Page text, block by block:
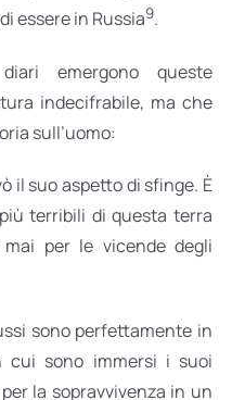
essere in Russia9.
emergono queste
indecifrabile, ma che
sull’uomo:
il suo aspetto di sfinge. È
terribili di questa terra
per le vicende degli
sono perfettamente in
cui sono immersi i suoi
la sopravvivenza in un